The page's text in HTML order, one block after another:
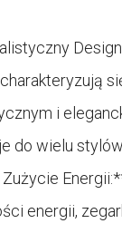
i
do wielu stylów.
energii,